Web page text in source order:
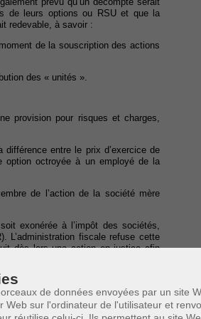
de données envoyées par un site
Web sur l'ordinateur de l'utilisateur et
de leurs options ou RSU et que la
redevable, à savoir :
de la souscription des actions
des « unités ».
provision pour risques et charges,
entre le prix d’exercice de
option octroyée à un employé de la
de l’action de la société mère
exonérée à l’impôt des sociétés,
L’administration fiscale refuse cette
dès lors une action en justice afin